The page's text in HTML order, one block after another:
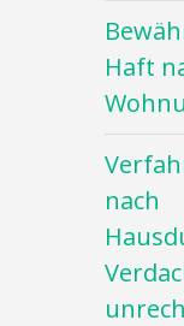
Haft
nach